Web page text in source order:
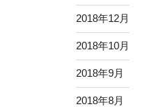
2018年12月
2018年10月
2018年9月
2018年8月